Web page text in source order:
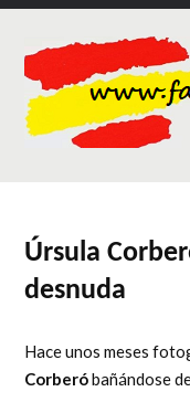
Úrsula
desnuda
Hace unos meses
Corberóbañándose